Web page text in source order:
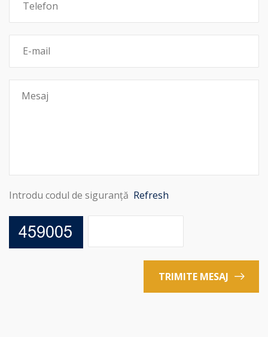
Introdu codul de siguranță Refresh
TRIMITE MESAJ